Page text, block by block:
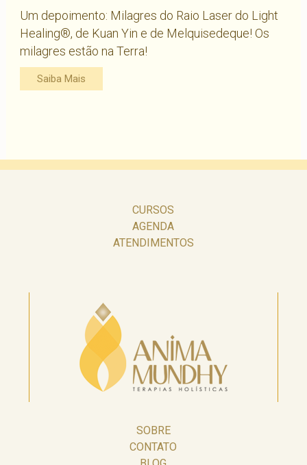
Um depoimento: Milagres do Raio Laser do Light
Healing®, de Kuan Yin e de Melquisedeque! Os
milagres estão na Terra!
Saiba Mais
CURSOS
AGENDA
ATENDIMENTOS
SOBRE
CONTATO